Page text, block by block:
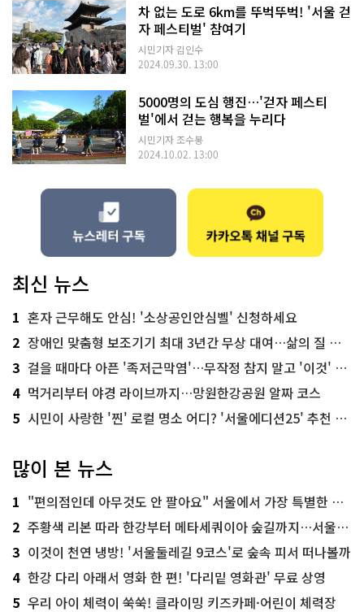
차 없는 도로 6km를 뚜벅뚜벅! '서울 걷
자 페스티벌' 참여기
시민기자 김인수
2024.09.30. 13:00
5000명의 도심 행진…'걷자 페스티
벌'에서 걷는 행복을 누리다
시민기자 조수봉
2024.10.02. 13:00
최신 뉴스
1 혼자 근무해도 안심! '소상공인안심벨' 신청하세요
2 장애인 맞춤형 보조기기 최대 3년간 무상 대여…삶의 질 높인다
3 걸을 때마다 아픈 '족저근막염'…무작정 참지 말고 '이것' 해보세요!
4 먹거리부터 야경 라이브까지…망원한강공원 알짜 코스
5 시민이 사랑한 '찐' 로컬 명소 어디? '서울에디션25' 추천 코스
많이 본 뉴스
1 "편의점인데 아무것도 안 팔아요" 서울에서 가장 특별한 편의점의 정체
2 주황색 리본 따라 한강부터 메타세쿼이아 숲길까지…서울둘레길 15코스
3 이것이 천연 냉방! '서울둘레길 9코스'로 숲속 피서 떠나볼까
4 한강 다리 아래서 영화 한 편! '다리밑 영화관' 무료 상영
5 우리 아이 체력이 쑥쑥! 클라이밍 키즈카페·어린이 체력장